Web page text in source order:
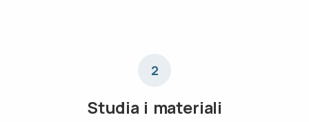
2
Studia i materiali